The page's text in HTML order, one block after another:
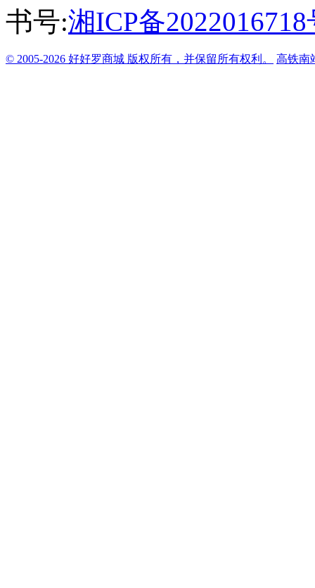
书号:湘ICP备2022016718
© 2005-2026 好好罗商城 版权所有，并保留所有权利。 高铁南